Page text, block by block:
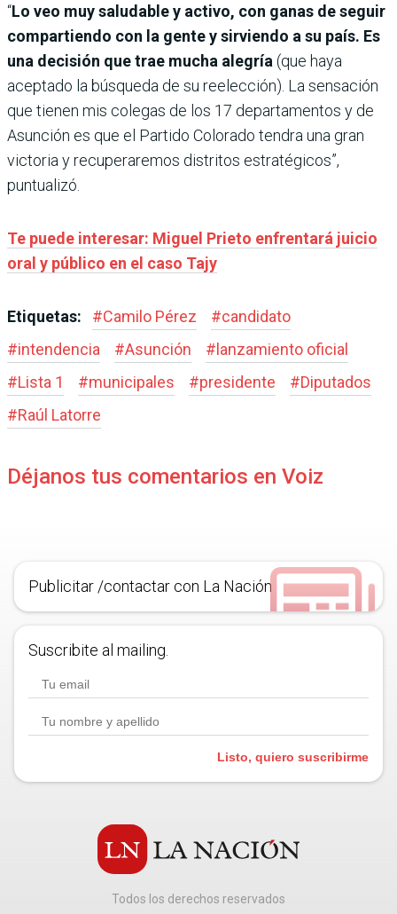
“Lo veo muy saludable y activo, con ganas de seguir
compartiendo con la gente y sirviendo a su país. Es
una decisión que trae mucha alegría (que haya
aceptado la búsqueda de su reelección). La sensación
que tienen mis colegas de los 17 departamentos y de
Asunción es que el Partido Colorado tendra una gran
victoria y recuperaremos distritos estratégicos”,
puntualizó.
Te puede interesar: Miguel Prieto enfrentará juicio
oral y público en el caso Tajy
Etiquetas: #Camilo Pérez #candidato
#intendencia #Asunción # lanzamiento oficial
#Lista 1 #municipales #presidente #Diputados
#Raúl Latorre
Déjanos tus comentarios en Voiz
Publicitar /contactar con La Nación
Suscribite al mailing.
Listo, quiero suscribirme
Todos los derechos reservados